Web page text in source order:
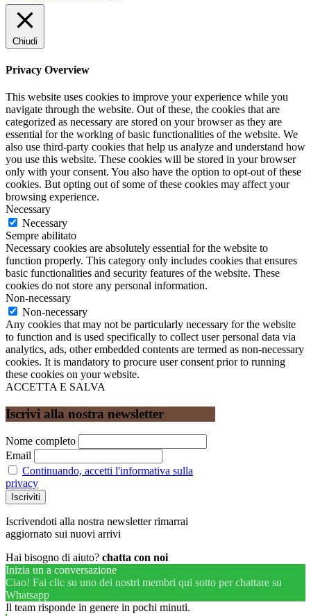
Chiudi
Privacy Overview
This website uses cookies to improve your experience while you
navigate through the website. Out of these, the cookies that are
categorized as necessary are stored on your browser as they are
essential for the working of basic functionalities of the website. We
also use third-party cookies that help us analyze and understand how
you use this website. These cookies will be stored in your browser
only with your consent. You also have the option to opt-out of these
cookies. But opting out of some of these cookies may affect your
browsing experience.
Necessary
Necessary
Sempre abilitato
Necessary cookies are absolutely essential for the website to
function properly. This category only includes cookies that ensures
basic functionalities and security features of the website. These
cookies do not store any personal information.
Non-necessary
Non-necessary
Any cookies that may not be particularly necessary for the website
to function and is used specifically to collect user personal data via
analytics, ads, other embedded contents are termed as non-necessary
cookies. It is mandatory to procure user consent prior to running
these cookies on your website.
ACCETTA E SALVA
Iscrivi alla nostra newsletter
Nome completo
Email
Continuando, accetti l'informativa sulla
privacy
Iscrivendoti alla nostra newsletter rimarrai
aggiornato sui nuovi arrivi
Hai bisogno di aiuto? chatta con noi
Inizia un a conversazione
Ciao! Fai clic su uno dei nostri membri qui sotto per chattare su
Whatsapp
Il team risponde in genere in pochi minuti.